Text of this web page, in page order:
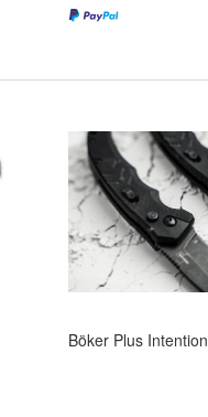
Böker Plus